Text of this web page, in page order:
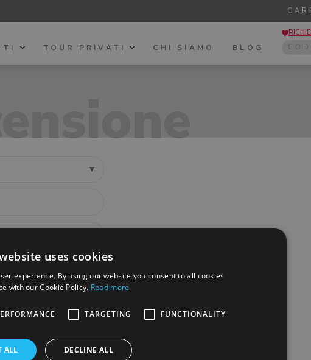
TOUR PRIVATI CHI SIAMO BLOG
uses cookies
experience. By using our website you consent to all cookies
with our Cookie Policy. Read more
TARGETING FUNCTIONALITY
ALL DECLINE ALL